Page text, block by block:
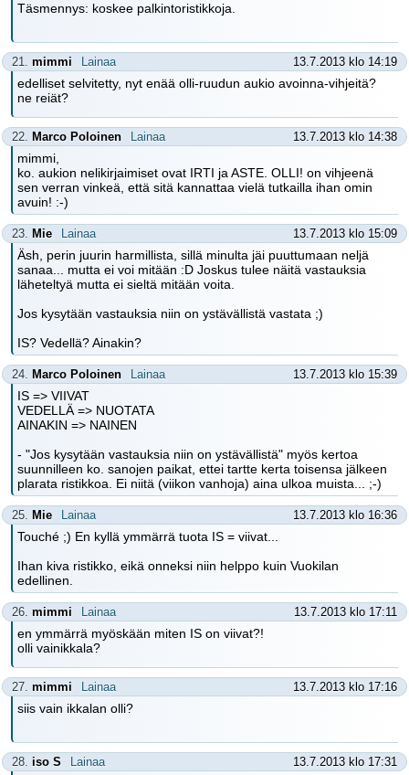
Täsmennys: koskee palkintoristikkoja.
21. mimmi Lainaa 13.7.2013 klo 14:19
edelliset selvitetty, nyt enää olli-ruudun aukio avoinna-vihjeitä?
ne reiät?
22. Marco Poloinen Lainaa 13.7.2013 klo 14:38
mimmi,
ko. aukion nelikirjaimiset ovat IRTI ja ASTE. OLLI! on vihjeenä
sen verran vinkeä, että sitä kannattaa vielä tutkailla ihan omin
avuin! :-)
23. Mie Lainaa 13.7.2013 klo 15:09
Äsh, perin juurin harmillista, sillä minulta jäi puuttumaan neljä
sanaa... mutta ei voi mitään :D Joskus tulee näitä vastauksia
läheteltyä mutta ei sieltä mitään voita.
Jos kysytään vastauksia niin on ystävällistä vastata ;)
IS? Vedellä? Ainakin?
24. Marco Poloinen Lainaa 13.7.2013 klo 15:39
IS => VIIVAT
VEDELLÄ => NUOTATA
AINAKIN => NAINEN
- "Jos kysytään vastauksia niin on ystävällistä" myös kertoa
suunnilleen ko. sanojen paikat, ettei tartte kerta toisensa jälkeen
plarata ristikkoa. Ei niitä (viikon vanhoja) aina ulkoa muista... ;-)
25. Mie Lainaa 13.7.2013 klo 16:36
Touché ;) En kyllä ymmärrä tuota IS = viivat...
Ihan kiva ristikko, eikä onneksi niin helppo kuin Vuokilan
edellinen.
26. mimmi Lainaa 13.7.2013 klo 17:11
en ymmärrä myöskään miten IS on viivat?!
olli vainikkala?
27. mimmi Lainaa 13.7.2013 klo 17:16
siis vain ikkalan olli?
28. iso S Lainaa 13.7.2013 klo 17:31